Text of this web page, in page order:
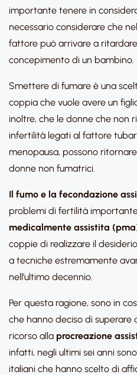
importante tenere in
necessario considerare che
fattore può arrivare a ritardare
concepimento di un bambino.
Smettere di fumare è una
coppia che vuole avere un
inoltre, che le donne che non
infertilità legati al fattore
menopausa, possono
donne non fumatrici.
Il fumo e la fecondazione
problemi di fertilità
medicalmente assistita
coppie di realizzare il
a tecniche estremamente
nell’ultimo decennio.
Per questa ragione, sono in
che hanno deciso di
ricorso alla procreazione
infatti, negli ultimi sei anni sono
italiani che hanno scelto di